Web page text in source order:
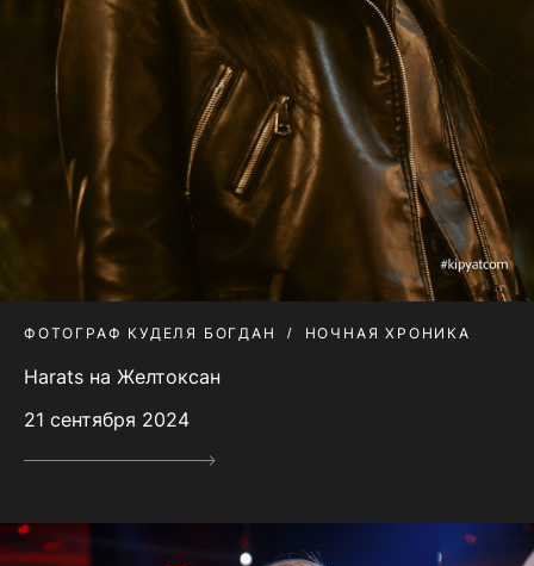
ФОТОГРАФ КУДЕЛЯ БОГДАН НОЧНАЯ ХРОНИКА
Harats на Желтоксан
21 сентября 2024